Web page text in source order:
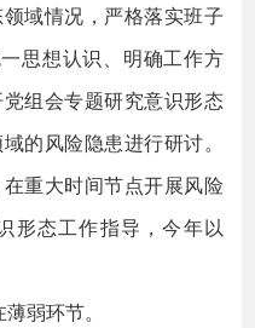
域情况，严格落实班子
思想认识、明确工作方
组会专题研究意识形态
的风险隐患进行研讨。
重大时间节点开展风险
形态工作指导，今年以
弱环节。